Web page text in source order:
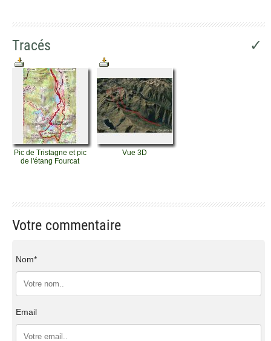
Tracés ✓
Pic de Tristagne et pic
de l'étang Fourcat
Vue 3D
Votre commentaire
Nom*
Email